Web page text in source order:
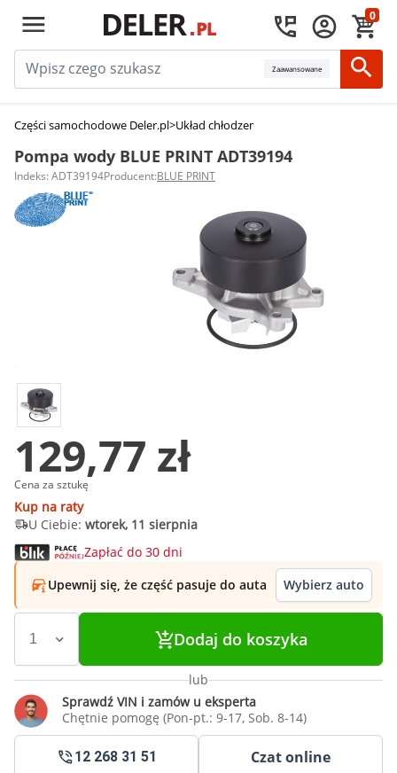
0
Zaawansowane
Części samochodowe Deler.pl>Układ chłodzenia silnika
Pompa wody BLUE PRINT ADT39194
Indeks: ADT39194Producent:BLUE PRINT
129,77 zł
Cena za sztukę
Kup na raty
U Ciebie: wtorek, 11 sierpnia
Zapłać do 30 dni
Upewnij się, że część pasuje do auta
Wybierz auto
Dodaj do koszyka
lub
Sprawdź VIN i zamów u eksperta
Chętnie pomogę (Pon-pt.: 9-17, Sob. 8-14)
12 268 31 51 Czat online